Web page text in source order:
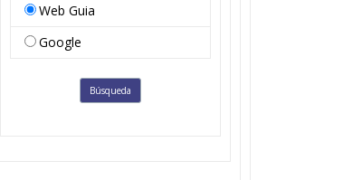
Web Guia
Google